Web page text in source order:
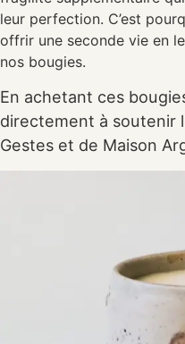
leur perfection. C’est
offrir une seconde vie en
nos bougies.
En achetant ces
directement à soutenir
Gestes et de Maison